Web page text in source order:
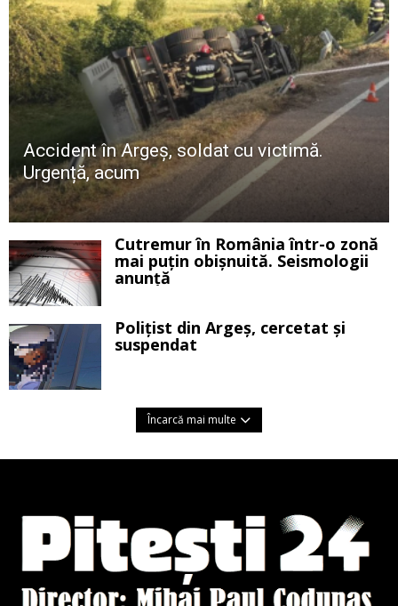
Accident în Argeș, soldat cu victimă.
Urgență, acum
Cutremur în România într-o zonă
mai puțin obișnuită. Seismologii
anunță
Polițist din Argeș, cercetat și
suspendat
Încarcă mai multe